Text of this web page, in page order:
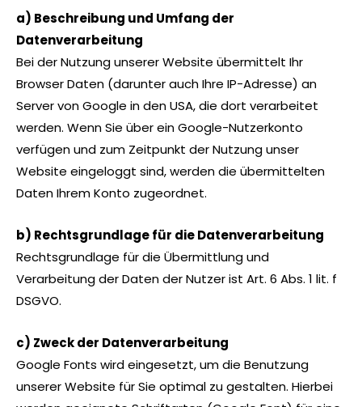
a) Beschreibung und Umfang der
Datenverarbeitung
Bei der Nutzung unserer Website übermittelt Ihr
Browser Daten (darunter auch Ihre IP-Adresse) an
Server von Google in den USA, die dort verarbeitet
werden. Wenn Sie über ein Google-Nutzerkonto
verfügen und zum Zeitpunkt der Nutzung unser
Website eingeloggt sind, werden die übermittelten
Daten Ihrem Konto zugeordnet.
b) Rechtsgrundlage für die Datenverarbeitung
Rechtsgrundlage für die Übermittlung und
Verarbeitung der Daten der Nutzer ist Art. 6 Abs. 1 lit. f
DSGVO.
c) Zweck der Datenverarbeitung
Google Fonts wird eingesetzt, um die Benutzung
unserer Website für Sie optimal zu gestalten. Hierbei